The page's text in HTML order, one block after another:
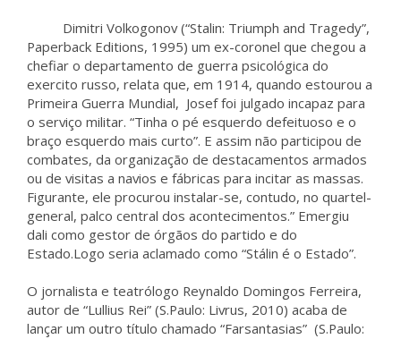
Dimitri Volkogonov (“Stalin: Triumph and Tragedy”,
Paperback Editions, 1995) um ex-coronel que chegou a
chefiar o departamento de guerra psicológica do
exercito russo, relata que, em 1914, quando estourou a
Primeira Guerra Mundial, Josef foi julgado incapaz para
o serviço militar. “Tinha o pé esquerdo defeituoso e o
braço esquerdo mais curto”. E assim não participou de
combates, da organização de destacamentos armados
ou de visitas a navios e fábricas para incitar as massas.
Figurante, ele procurou instalar-se, contudo, no quartel-
general, palco central dos acontecimentos.” Emergiu
dali como gestor de órgãos do partido e do
Estado.Logo seria aclamado como “Stálin é o Estado”.
O jornalista e teatrólogo Reynaldo Domingos Ferreira,
autor de “Lullius Rei” (S.Paulo: Livrus, 2010) acaba de
lançar um outro título chamado “Farsantasias” (S.Paulo: